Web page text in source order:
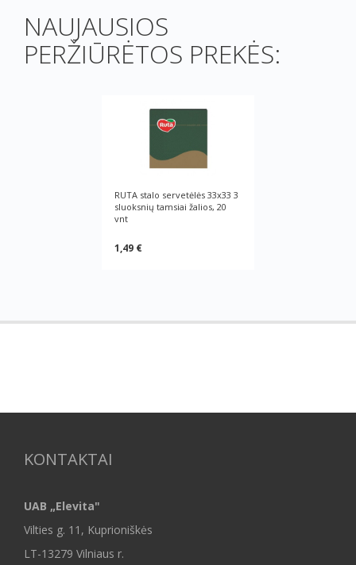
NAUJAUSIOS
PERŽIŪRĖTOS PREKĖS:
RUTA stalo servetėlės 33х33 3
sluoksnių tamsiai žalios, 20
vnt
1,49 €
KONTAKTAI
UAB „Elevita"
Vilties g. 11, Kuprioniškės
LT-13279 Vilniaus r.